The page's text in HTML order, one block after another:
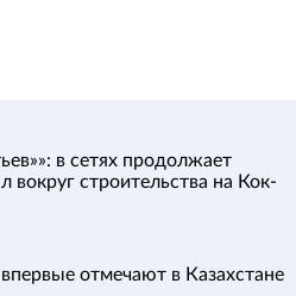
в сетях продолжает
вокруг строительства на Кок-
отмечают в Казахстане